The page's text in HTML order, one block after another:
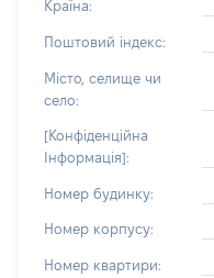
Країна:
Поштовий індекс:
Місто, селище чи
село:
[Конфіденційна
Інформація]:
Номер будинку:
Номер корпусу:
Номер квартири: